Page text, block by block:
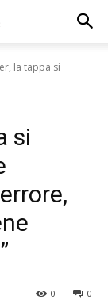
la tappa si
si
0
0